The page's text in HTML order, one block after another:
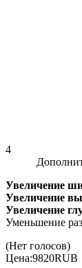
4
Увеличение
Увеличение
Увеличение
Уменьшение
(Нет голосов)
Цена:9820RUB